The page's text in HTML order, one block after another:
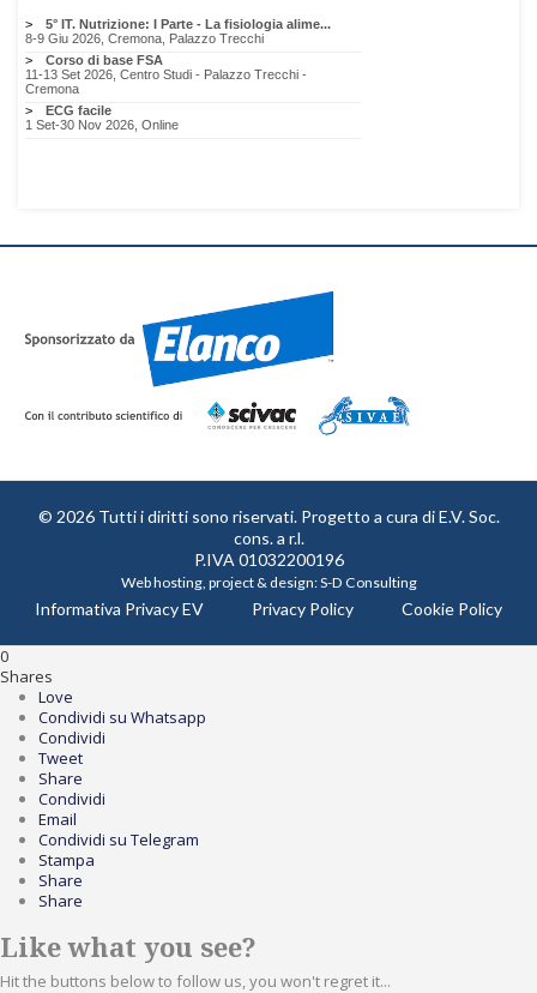
© 2026 Tutti i diritti sono riservati. Progetto a cura diE.V. Soc.
cons. a r.l.
P.IVA 01032200196
Web hosting, project & design:S-D Consulting
Informativa Privacy EV Privacy Policy Cookie Policy
0
Shares
Love
Condividi su Whatsapp
Condividi
Tweet
Share
Condividi
Email
Condividi su Telegram
Stampa
Share
Share
Like what you see?
Hit the buttons below to follow us, you won't regret it...